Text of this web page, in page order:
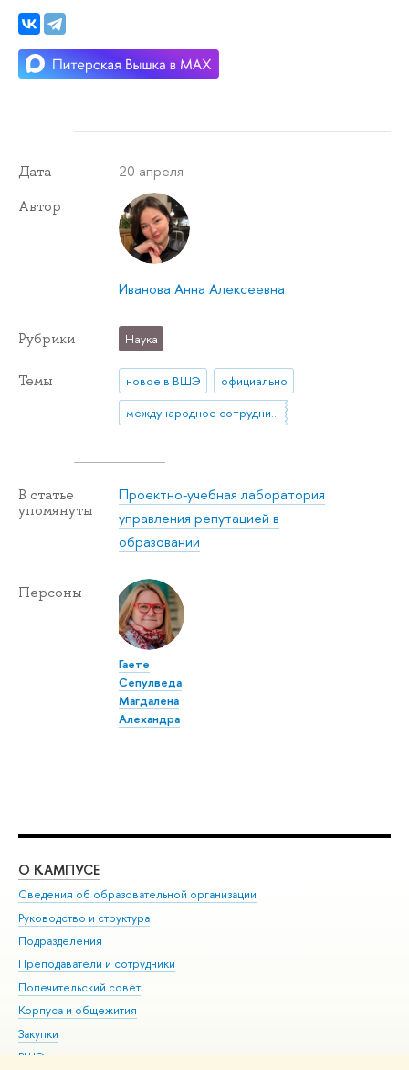
Дата 20 апреля
Автор
Иванова Анна Алексеевна
Рубрики Наука
Темы новое в ВШЭ
официально
международное сотрудничество
В статье
упомянуты
Проектно-учебная лаборатория
управления репутацией в
образовании
Персоны
Гаете
Сепулведа
Магдалена
Алехандра
О КАМПУСЕ
Сведения об образовательной организации
Руководство и структура
Подразделения
Преподаватели и сотрудники
Попечительский совет
Корпуса и общежития
Закупки
ВШЭ для студентов с ограниченными возможностями